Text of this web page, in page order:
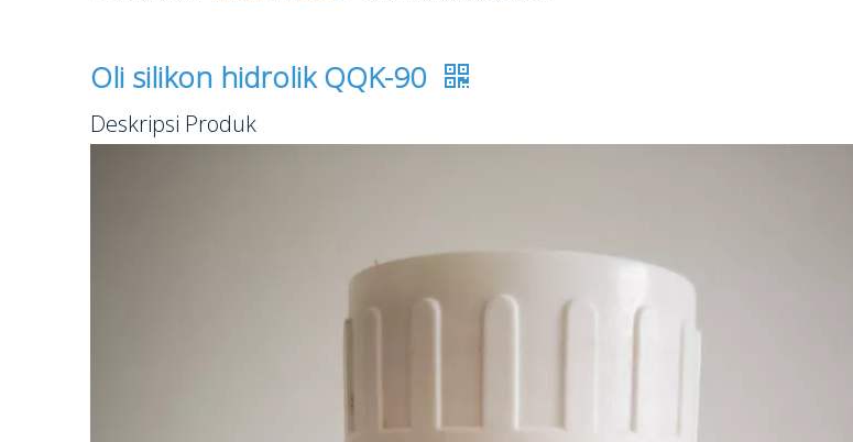
Oli silikon hidrolik QQK-90
Deskripsi Produk